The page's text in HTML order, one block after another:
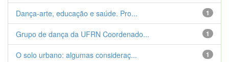
1
Dança-arte, educação e saúde. Pro...
1
Grupo de dança da UFRN Coordenado...
1
O solo urbano: algumas consideraç...